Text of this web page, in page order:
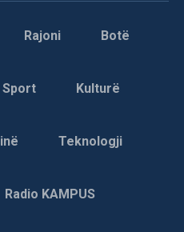
Rajoni Botë
Sport Kulturë
Teknologji
Radio KAMPUS